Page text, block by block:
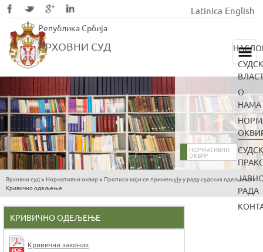
to
main
Република Србија
ВРХОВНИ СУД
Latinica English
О
НАМА
РАДА
НОРМАТИВНИ
ОКВИР
You
here
Врховни суд > Нормативни оквир> Прописи који се примењују у раду судских одељења>
Кривично одељење
КРИВИЧНО ОДЕЉЕЊЕ
Кривични законик